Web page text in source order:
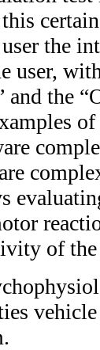
the
user,
and the
of